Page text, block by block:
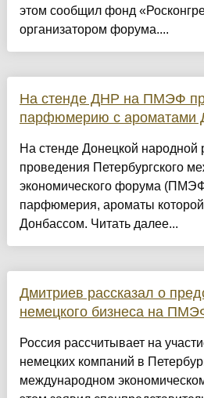
этом сообщил фонд
организатором форума....
На стенде ДНР на ПМЭФ
парфюмерию с ароматами
На стенде Донецкой народной
проведения Петербургского
экономического форума
парфюмерия, ароматы
Донбассом. Читать далее...
Дмитриев рассказал о
немецкого бизнеса на
Россия рассчитывает на
немецких компаний в
международном